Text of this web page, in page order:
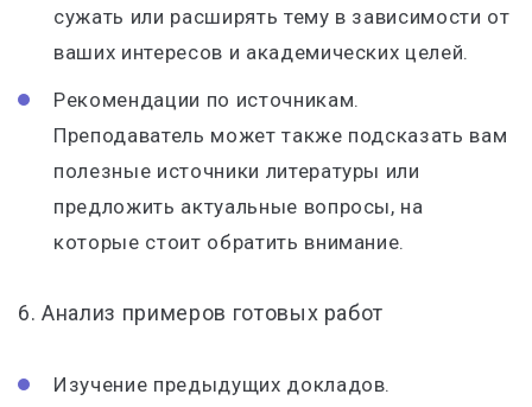
сужать или расширять тему в зависимости от
ваших интересов и академических целей.
Рекомендации по источникам.
Преподаватель может также подсказать вам
полезные источники литературы или
предложить актуальные вопросы, на
которые стоит обратить внимание.
6. Анализ примеров готовых работ
Изучение предыдущих докладов.